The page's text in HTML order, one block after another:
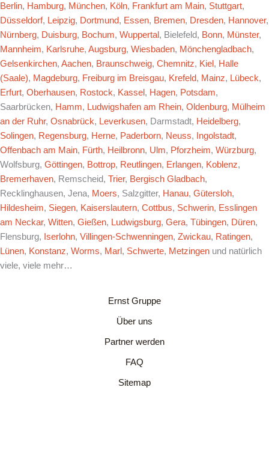
Berlin, Hamburg, München, Köln, Frankfurt am Main, Stuttgart,
Düsseldorf, Leipzig, Dortmund, Essen, Bremen, Dresden, Hannover,
Nürnberg, Duisburg, Bochum, Wuppertal , Bielefeld, Bonn, Münster,
Mannheim, Karlsruhe, Augsburg, Wiesbaden, Mönchengladbach,
Gelsenkirchen, Aachen, Braunschweig, Chemnitz, Kiel , Halle
(Saale), Magdeburg, Freiburg im Breisgau, Krefeld, Mainz, Lübeck,
Erfurt, Oberhausen, Rostock, Kassel , Hagen, Potsdam,
Saarbrücken, Hamm, Ludwigshafen am Rhein, Oldenburg, Mülheim
an der Ruhr, Osnabrück, Leverkusen, Darmstadt, Heidelberg,
Solingen, Regensburg, Herne, Paderborn, Neuss, Ingolstadt,
Offenbach am Main, Fürth, Heilbronn, Ulm, Pforzheim, Würzburg,
Wolfsburg, Göttingen, Bottrop, Reutlingen, Erlangen, Koblenz,
Bremerhaven, Remscheid, Trier, Bergisch Gladbach,
Recklinghausen, Jena, Moers, Salzgitter, Hanau, Gütersloh,
Hildesheim, Siegen, Kaiserslautern, Cottbus, Schwerin, Esslingen
am Neckar, Witten, Gießen, Ludwigsburg, Gera, Tübingen, Düren,
Flensburg, Iserlohn, Villingen-Schwenningen, Zwickau, Ratingen,
Lünen, Konstanz, Worms, Marl , Schwerte, Metzingen und natürlich
viele, viele mehr…
Ernst Gruppe
Über uns
Partner werden
FAQ
Sitemap